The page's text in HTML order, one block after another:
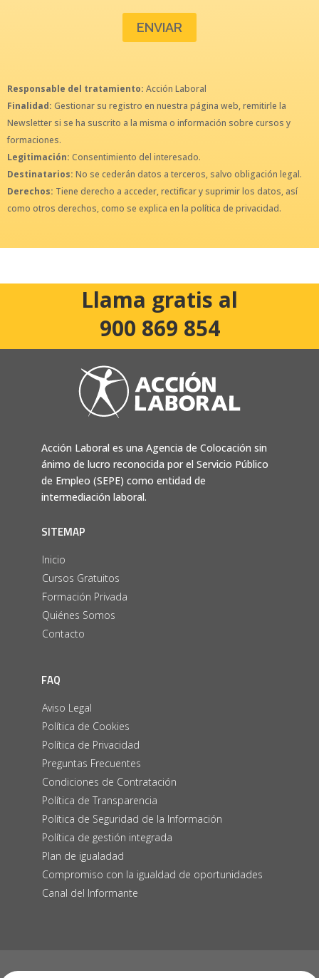
Responsable del tratamiento: Acción Laboral
Finalidad: Gestionar su registro en nuestra página web, remitirle la
Newsletter si se ha suscrito a la misma o información sobre cursos y
formaciones.
Legitimación: Consentimiento del interesado.
Destinatarios: No se cederán datos a terceros, salvo obligación legal.
Derechos: Tiene derecho a acceder, rectificar y suprimir los datos, así
como otros derechos, como se explica en la política de privacidad.
Llama gratis al
900 869 854
Acción Laboral es una Agencia de Colocación sin
ánimo de lucro reconocida por el Servicio Público
de Empleo (SEPE) como entidad de
intermediación laboral.
SITEMAP
Inicio
Cursos Gratuitos
Formación Privada
Quiénes Somos
Contacto
FAQ
Aviso Legal
Política de Cookies
Política de Privacidad
Preguntas Frecuentes
Condiciones de Contratación
Política de Transparencia
Política de Seguridad de la Información
Política de gestión integrada
Plan de igualadad
Compromiso con la igualdad de oportunidades
Canal del Informante